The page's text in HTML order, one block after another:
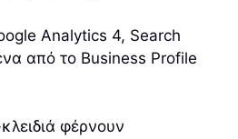
Analytics 4, Search
από το Business Profile
φέρνουν